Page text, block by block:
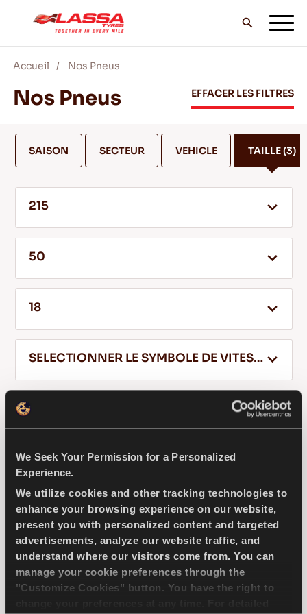
We Seek Your Permission for a Personalized
Experience.
We utilize cookies and other tracking technologies to
enhance your browsing experience on our website,
present you with personalized content and targeted
advertisements, analyze our website traffic, and
understand where our visitors come from. You can
manage your cookie preferences through the
"Customize Cookies" button. You have the right to
TOUS LES PNEUS LASSA
BLOG & VIDEOS
SERVICE & AIDE
LIRE LA SUITE
Accueil Nos Pneus
Nos Pneus EFFACER LES FILTRES
SAISON SECTEUR VEHICLE TAILLE(3)
215
50
18
SELECTIONNER LE SYMBOLE DE VITESSE
215
Competus H/P 3 – l'expérience de conduite
urbaine ultime pour SUV et 4x4.